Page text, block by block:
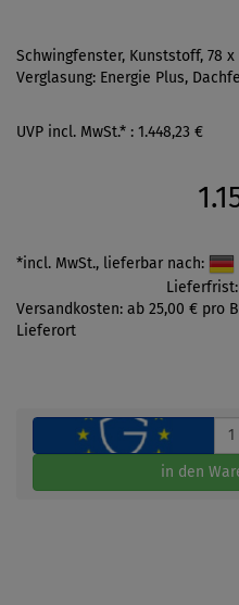
Schwingfenster, Kunststoff, 78 x
Verglasung: Energie Plus,
UVP incl. MwSt.* : 1.448,23 €
*incl. MwSt., lieferbar nach:
Lieferfrist:
Versandkosten: ab 25,00 € pro
Lieferort
in den